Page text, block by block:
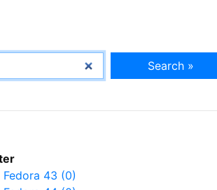
Search »
Fedora 43 (0)